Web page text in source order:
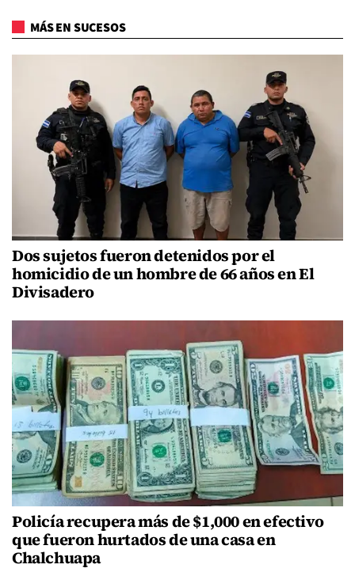
MÁS EN SUCESOS
Dos sujetos fueron detenidos por el
homicidio de un hombre de 66 años en El
Divisadero
Policía recupera más de $1,000 en efectivo
que fueron hurtados de una casa en
Chalchuapa